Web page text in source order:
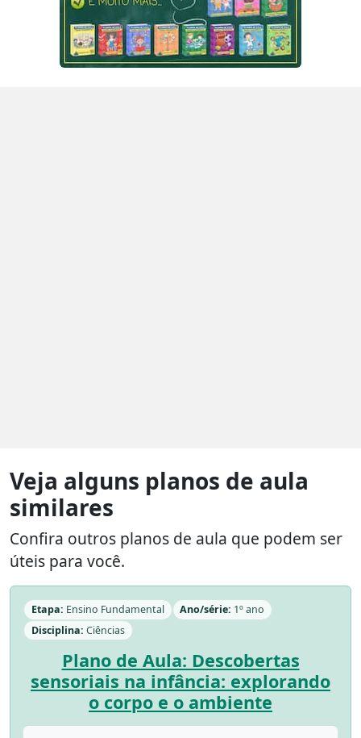
Veja alguns planos de aula
similares
Confira outros planos de aula que podem ser
úteis para você.
Etapa: Ensino Fundamental Ano/série: 1º ano
Disciplina: Ciências
Plano de Aula: Descobertas
sensoriais na infância: explorando
o corpo e o ambiente